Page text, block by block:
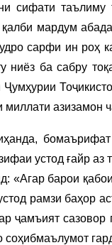
сифати таълиму
мардум
сарфи ин роҳ
ниёз ба сабру
азизамон
устод ғайр
«Агар барои
рамзи баҳор
ҷамъият